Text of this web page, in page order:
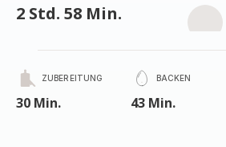
2 Std. 58 Min.
ZUBEREITUNG
30 Min.
BACKEN
43 Min.